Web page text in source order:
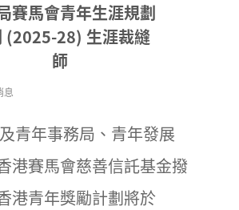
賽馬會青年生涯規劃
(2025-28) 生涯裁縫
師
息
青年事務局、青年發展
港賽馬會慈善信託基金撥
港青年獎勵計劃將於